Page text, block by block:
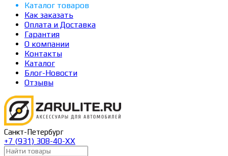
Каталог товаров
Как заказать
Оплата и Доставка
Гарантия
О компании
Контакты
Каталог
Блог-Новости
Отзывы
Санкт-Петербург
+7 (931) 308-40-ХХ